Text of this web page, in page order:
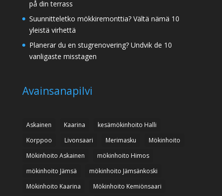
på din terrass
Suunnitteletko mökkiremonttia? Vältä nämä 10
yleistä virhettä
Planerar du en stugrenovering? Undvik de 10
vanligaste misstagen
Avainsanapilvi
Askainen Kaarina
kesämökinhoito Halli
Korppoo
Livonsaari Merimasku
Mökinhoito
Mökinhoito Askainen
mökinhoito Himos
mökinhoito Jämsä
mökinhoito Jämsänkoski
Mökinhoito Kaarina
Mökinhoito Kemiönsaari